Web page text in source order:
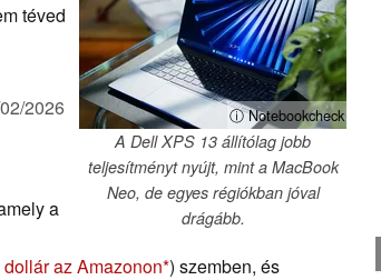
ⓘ Notebookcheck
A Dell XPS 13 állítólag jobb
teljesítményt nyújt, mint a MacBook
Neo, de egyes régiókban jóval
drágább.
téved
2026
a
az Amazonon ) szemben, és